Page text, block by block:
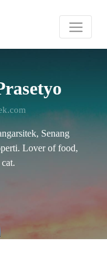
Senang
Lover of food,